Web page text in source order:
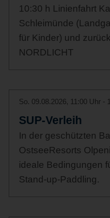
10:30 h Linienfahrt
Schleimünde
für Kinder) und
NORDLICHT
So. 09.08.2026, 11:00 Uhr -
SUP-Verleih
In der geschützten
OstseeResorts
ideale Bedingungen
Stand-up-Paddling.